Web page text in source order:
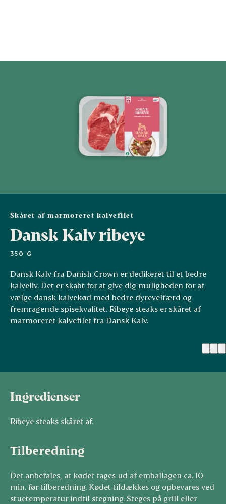
Skåret af marmoreret kalvefilet
Dansk Kalv ribeye
350 G
Dansk Kalv fra Danish Crown er dedikeret til et bedre
kalveliv. Det er skabt for at give dig muligheden for at
vælge dansk kalvekød med bedre dyrevelfærd og
fremragende spisekvalitet. Ribeye steaks er skåret af
marmoreret kalvefilet fra Dansk Kalv.
(2)
Ingredienser
Ribeye steaks skåret af.
Tilberedning
Det anbefales, at kødet tages ud af emballagen ca. 10
min. før tilberedning. Kødet tildækkes og opbevares ved
stuetemperatur indtil stegning. Steges på grill eller